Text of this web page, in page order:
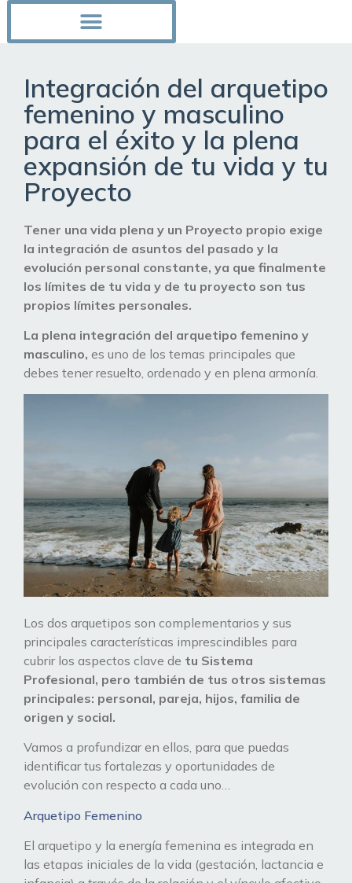
Integración del arquetipo
femenino y masculino
para el éxito y la plena
expansión de tu vida y tu
Proyecto
Tener una vida plena y un Proyecto propio exige
la integración de asuntos del pasado y la
evolución personal constante, ya que finalmente
los límites de tu vida y de tu proyecto son tus
propios límites personales.
La plena integración del arquetipo femenino y
masculino, es uno de los temas principales que
debes tener resuelto, ordenado y en plena armonía.
Los dos arquetipos son complementarios y sus
principales características imprescindibles para
cubrir los aspectos clave de tu Sistema
Profesional, pero también de tus otros sistemas
principales: personal, pareja, hijos, familia de
origen y social.
Vamos a profundizar en ellos, para que puedas
identificar tus fortalezas y oportunidades de
evolución con respecto a cada uno…
Arquetipo Femenino
El arquetipo y la energía femenina es integrada en
las etapas iniciales de la vida (gestación, lactancia e